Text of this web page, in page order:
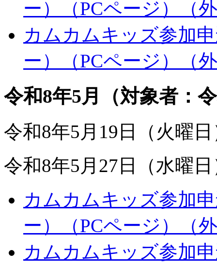
ー）（PCページ）
（
カムカムキッズ参加
ー）（PCページ）
（
令和8年5月（対象者：
令和8年5月19日（火曜
令和8年5月27日（水曜
カムカムキッズ参加
ー）（PCページ）
（
カムカムキッズ参加